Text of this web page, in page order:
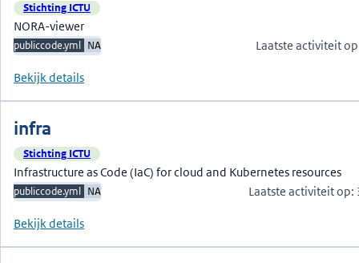
Stichting ICTU
NORA-viewer
publiccode.yml NA Laatste activiteit
Bekijk details
infra
Stichting ICTU
Infrastructure as Code (IaC) for cloud and Kubernetes resources
publiccode.yml NA Laatste activiteit
Bekijk details